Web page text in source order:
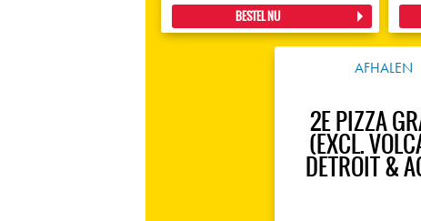
BESTEL NU
AFHALEN
2E PIZZA
(EXCL.
DETROIT &